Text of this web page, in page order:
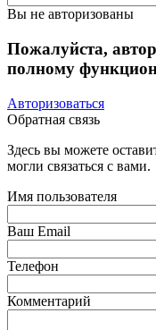
Вы не авторизованы
Пожалуйста,
полному
Авторизоваться
Обратная связь
Здесь вы можете
могли связаться с вами.
Имя пользователя
Ваш Email
Телефон
Комментарий